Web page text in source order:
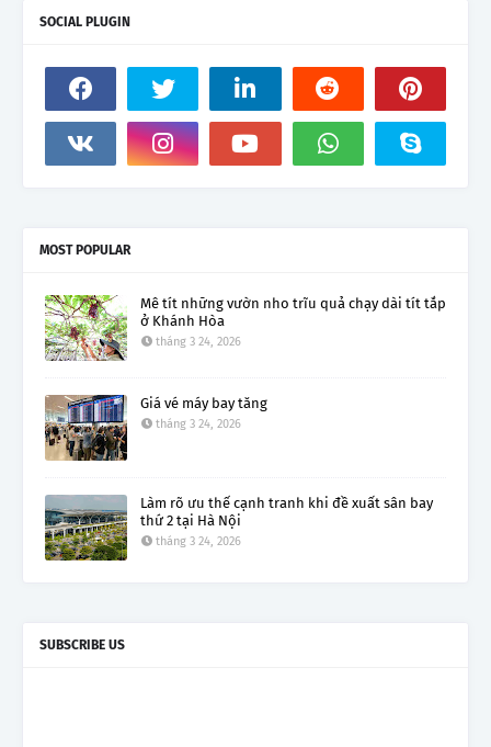
SOCIAL PLUGIN
MOST POPULAR
Mê tít những vườn nho trĩu quả chạy dài tít tắp
ở Khánh Hòa
tháng 3 24, 2026
Giá vé máy bay tăng
tháng 3 24, 2026
Làm rõ ưu thế cạnh tranh khi đề xuất sân bay
thứ 2 tại Hà Nội
tháng 3 24, 2026
SUBSCRIBE US